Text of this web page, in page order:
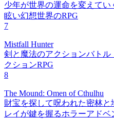
少年が世界の運命を変えてい
眩い幻想世界のRPG
7
Mistfall Hunter
剣と魔法のアクションバトル
クションRPG
8
The Mound: Omen of Cthulhu
財宝を探して呪われた密林
レイが鍵を握るホラーアドベ